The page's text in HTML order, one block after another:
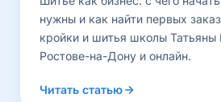
нужны и как найти первых
кройки и шитья школы
Ростове-на-Дону и онлайн.
Читать статью